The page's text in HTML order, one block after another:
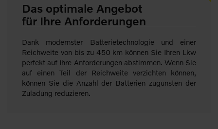
Das optimale Angebot
für Ihre Anforderungen
Dank modernster Batterietechnologie und einer
Reichweite von bis zu 450 km können Sie Ihren Lkw
perfekt auf Ihre Anforderungen abstimmen. Wenn Sie
auf einen Teil der Reichweite verzichten können,
können Sie die Anzahl der Batterien zugunsten der
Zuladung reduzieren.